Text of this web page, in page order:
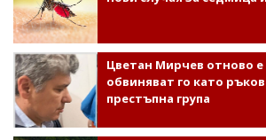
Цветан Мирчев отново
обвиняват го като
престъпна група